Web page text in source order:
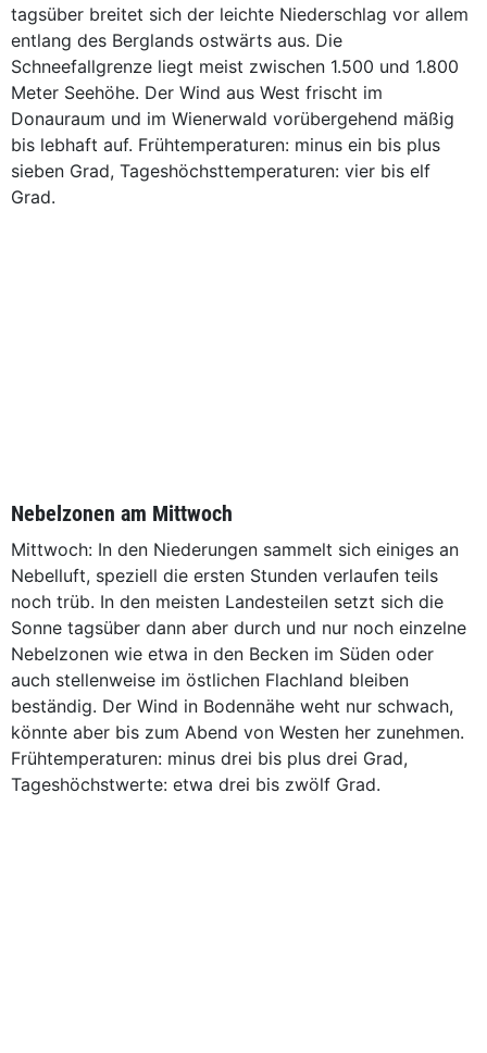
tagsüber breitet sich der leichte Niederschlag vor allem
entlang des Berglands ostwärts aus. Die
Schneefallgrenze liegt meist zwischen 1.500 und 1.800
Meter Seehöhe. Der Wind aus West frischt im
Donauraum und im Wienerwald vorübergehend mäßig
bis lebhaft auf. Frühtemperaturen: minus ein bis plus
sieben Grad, Tageshöchsttemperaturen: vier bis elf
Grad.
Nebelzonen am Mittwoch
Mittwoch: In den Niederungen sammelt sich einiges an
Nebelluft, speziell die ersten Stunden verlaufen teils
noch trüb. In den meisten Landesteilen setzt sich die
Sonne tagsüber dann aber durch und nur noch einzelne
Nebelzonen wie etwa in den Becken im Süden oder
auch stellenweise im östlichen Flachland bleiben
beständig. Der Wind in Bodennähe weht nur schwach,
könnte aber bis zum Abend von Westen her zunehmen.
Frühtemperaturen: minus drei bis plus drei Grad,
Tageshöchstwerte: etwa drei bis zwölf Grad.